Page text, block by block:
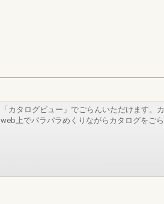
カタログビュー」でごらんいただけます。カ
上でパラパラめくりながらカタログをごら